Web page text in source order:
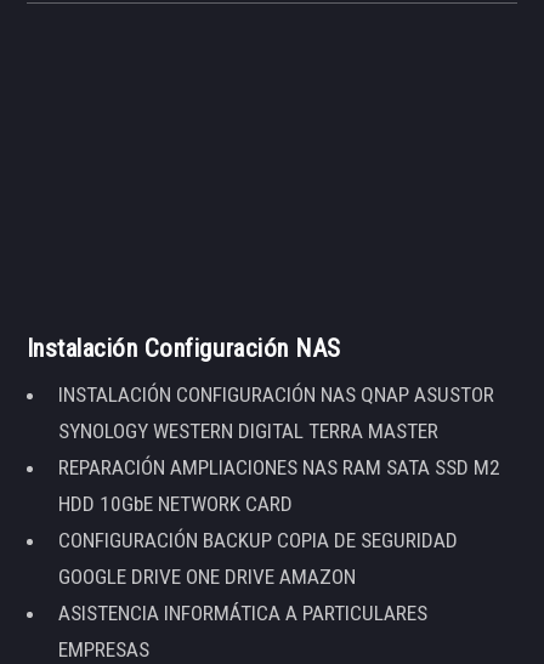
Instalación Configuración NAS
INSTALACIÓN CONFIGURACIÓN NAS QNAP ASUSTOR
SYNOLOGY WESTERN DIGITAL TERRA MASTER
REPARACIÓN AMPLIACIONES NAS RAM SATA SSD M2
HDD 10GbE NETWORK CARD
CONFIGURACIÓN BACKUP COPIA DE SEGURIDAD
GOOGLE DRIVE ONE DRIVE AMAZON
ASISTENCIA INFORMÁTICA A PARTICULARES
EMPRESAS